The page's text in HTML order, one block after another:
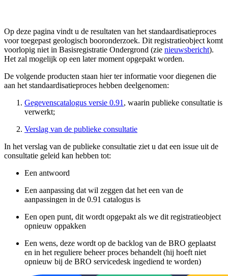
Op deze pagina vindt u de resultaten van het standaardisatieproces
voor toegepast geologisch booronderzoek. Dit registratieobject komt
voorlopig niet in Basisregistratie Ondergrond (zie nieuwsbericht).
Het zal mogelijk op een later moment opgepakt worden.
De volgende producten staan hier ter informatie voor diegenen die
aan het standaardisatieproces hebben deelgenomen:
Gegevenscatalogus versie 0.91 , waarin publieke consultatie is
verwerkt;
Verslag van de publieke consultatie
In het verslag van de publieke consultatie ziet u dat een issue uit de
consultatie geleid kan hebben tot:
Een antwoord
Een aanpassing dat wil zeggen dat het een van de
aanpassingen in de 0.91 catalogus is
Een open punt, dit wordt opgepakt als we dit registratieobject
opnieuw oppakken
Een wens, deze wordt op de backlog van de BRO geplaatst
en in het reguliere beheer proces behandelt (hij hoeft niet
opnieuw bij de BRO servicedesk ingediend te worden)